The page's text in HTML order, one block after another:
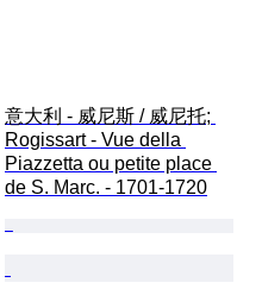
意大利 - 威尼斯 / 威尼托;
Rogissart - Vue della
Piazzetta ou petite place
de S. Marc. - 1701-1720